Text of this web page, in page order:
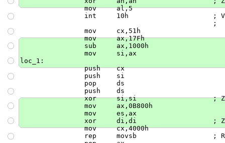
                    mov     al,5
int     10h                     ;
;
                    mov     cx,51h
                    mov     ax,17Fh
                    sub     ax,1000h
                    mov     si,ax
    loc_1:
                    push    cx
                    push    si
                    pop     ds
                    push    ds
xor     si,si                   ;
                    mov     ax,0B800h
                    mov     es,ax
xor     di,di                   ;
                    mov     cx,4000h
rep     movsb                   ;